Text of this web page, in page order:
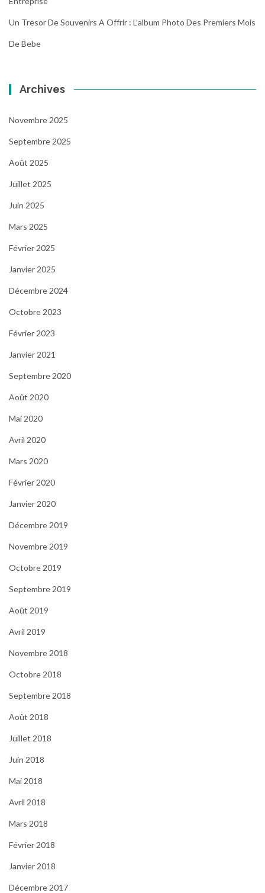
Un Tresor De Souvenirs A Offrir : L’album Photo Des Premiers Mois
De Bebe
Archives
Novembre 2025
Septembre 2025
Août 2025
Juillet 2025
Juin 2025
Mars 2025
Février 2025
Janvier 2025
Décembre 2024
Octobre 2023
Février 2023
Janvier 2021
Septembre 2020
Août 2020
Mai 2020
Avril 2020
Mars 2020
Février 2020
Janvier 2020
Décembre 2019
Novembre 2019
Octobre 2019
Septembre 2019
Août 2019
Avril 2019
Novembre 2018
Octobre 2018
Septembre 2018
Août 2018
Juillet 2018
Juin 2018
Mai 2018
Avril 2018
Mars 2018
Février 2018
Janvier 2018
Décembre 2017